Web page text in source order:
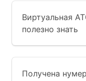
Виртуальная
полезно знать
Получена